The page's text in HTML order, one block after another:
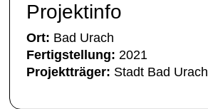
Projektinfo
Ort: Bad Urach
Fertigstellung: 2021
Projektträger: Stadt Bad Urach